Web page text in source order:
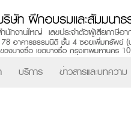
บริการ ข่าวสารและบทความ